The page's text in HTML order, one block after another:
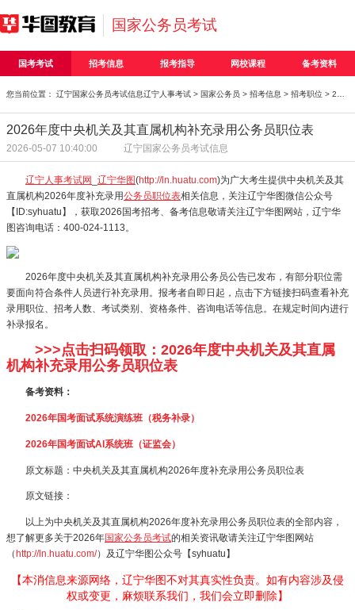
国家公务员考试
国考考试 招考信息 报考指导 网校课程 备考资料
您当前位置： 辽宁国家公务员考试信息辽宁人事考试 > 国家公务员 > 招考信息 > 招考职位 > 2026年度中央机关及其直属机构补充录用公务员职位表
2026年度中央机关及其直属机构补充录用公务员职位表
2026-05-07 10:40:00 辽宁国家公务员考试信息
辽宁人事考试网 辽宁华图(http://ln.huatu.com)为广大考生提供中央机关及其
直属机构2026年度补充录用公务员职位表相关信息，关注辽宁华图微信公众号
【ID:syhuatu】，获取2026国考招考、备考信息敬请关注辽宁华图网站，辽宁华
图咨询电话：400-024-1113。
2026年度中央机关及其直属机构补充录用公务员公告已发布，有部分职位需
要面向符合条件人员进行补充录用。报考者自即日起，点击下方链接扫码查看补充
录用职位、招考人数、考试类别、资格条件、咨询电话等信息。在规定时间内进行
补录报名。
>>>点击扫码领取：2026年度中央机关及其直属
机构补充录用公务员职位表
备考资料：
2026年国考面试系统演练班（税务补录）
2026年国考面试AI系统班（证监会）
原文标题：中央机关及其直属机构2026年度补充录用公务员职位表
原文链接：
以上为中央机关及其直属机构2026年度补充录用公务员职位表的全部内容，
想了解更多关于2026年国家公务员考试的相关资讯敬请关注辽宁华图网站
（ http://ln.huatu.com/）及辽宁华图公众号【syhuatu】
【本消信息来源网络，辽宁华图不对其真实性负责。如有内容涉及侵
权或变更，麻烦联系我们，我们会立即删除】